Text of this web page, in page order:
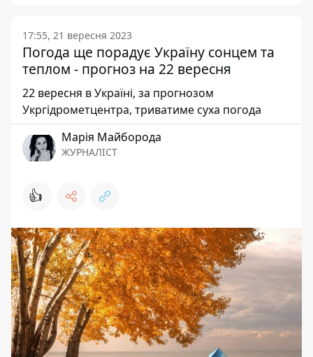
17:55, 21 вересня 2023
Погода ще порадує Україну сонцем та
теплом - прогноз на 22 вересня
22 вересня в Україні, за прогнозом
Укргідрометцентра, триватиме суха погода
Марія Майборода
ЖУРНАЛІСТ
👍